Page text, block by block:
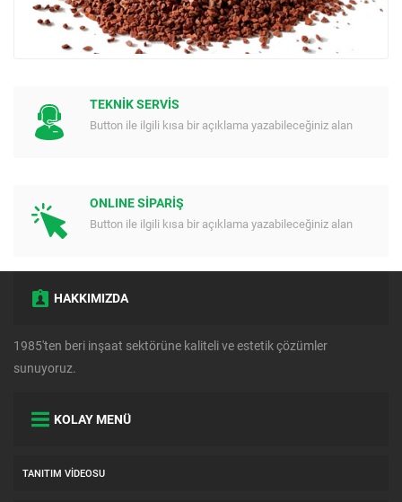
TEKNİK SERVİS
Button ile ilgili kısa bir açıklama yazabileceğiniz alan
ONLINE SİPARİŞ
Button ile ilgili kısa bir açıklama yazabileceğiniz alan
HAKKIMIZDA
1985'ten beri inşaat sektörüne kaliteli ve estetik çözümler
sunuyoruz.
KOLAY MENÜ
TANITIM VIDEOSU